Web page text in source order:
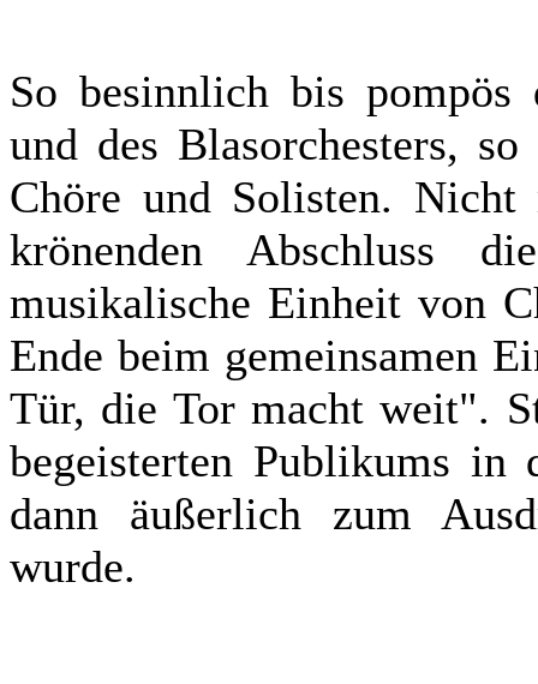
So besinnlich bis
und des Blasorchesters,
Chöre und Solisten. Nicht
krönenden Abschluss
musikalische Einheit von
Ende beim gemeinsamen
Tür, die Tor macht weit".
begeisterten Publikums in
dann äußerlich zum
wurde.